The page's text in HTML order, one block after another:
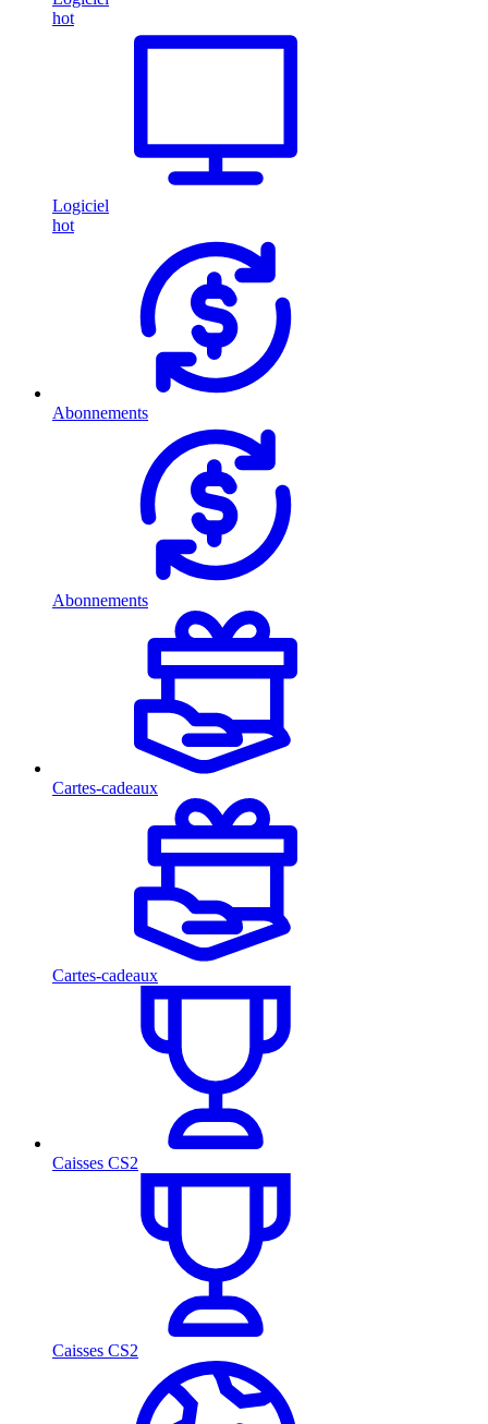
hot
Logiciel
hot
Abonnements
Abonnements
Cartes-cadeaux
Cartes-cadeaux
Caisses CS2
Caisses CS2